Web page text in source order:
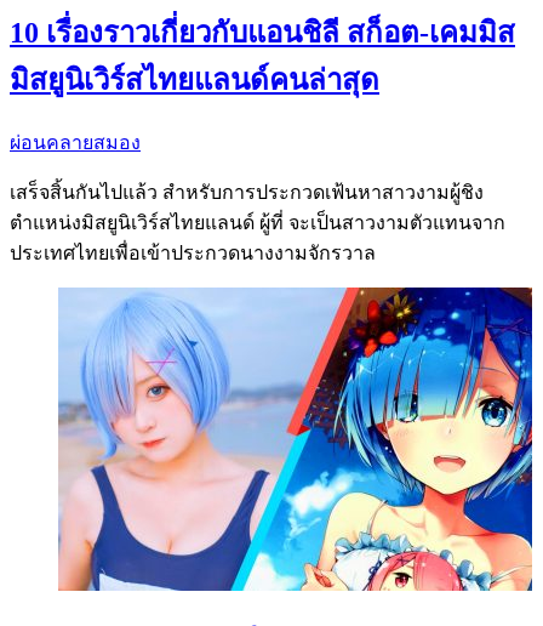
10 เรื่องราวเกี่ยวกับแอนชิลี สก็อต-เคมมิส
มิสยูนิเวิร์สไทยแลนด์คนล่าสุด
ผ่อนคลายสมอง
เสร็จสิ้นกันไปแล้ว สำหรับการประกวดเฟ้นหาสาวงามผู้ชิง
ตำแหน่งมิสยูนิเวิร์สไทยแลนด์ ผู้ที่ จะเป็นสาวงามตัวแทนจาก
ประเทศไทยเพื่อเข้าประกวดนางงามจักรวาล